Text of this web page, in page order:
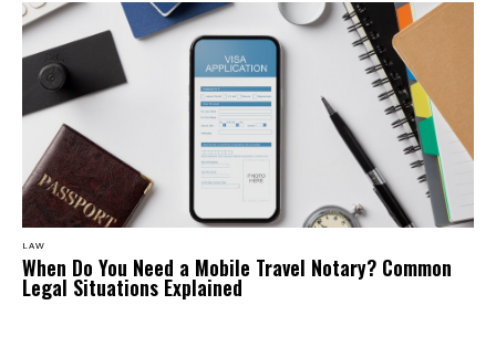
LAW
When Do You Need a Mobile Travel Notary? Common
Legal Situations Explained